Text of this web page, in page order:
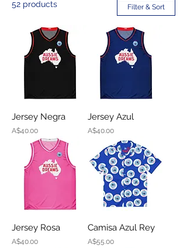
está diseñada para que formes parte de este viaje.
Queremos que te sientas cómodo, con estilo, y
sobre todo, que te unas a nuestra familia. Cada
vez que llevas una de nuestras prendas, estás
llevando un pedacito de nuestra historia y
haciendo realidad el sueño que tuvimos. Únete a
Aussie Dreams y sé parte de algo más grande.
52 products Filter & Sort
Jersey Negra
Price
A$40.00
Jersey Azul
Price
A$40.00
Jersey Rosa
Price
A$40.00
Camisa Azul Rey
Price
A$55.00